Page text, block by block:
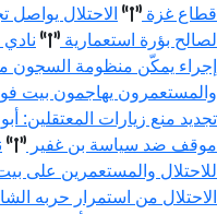
قطاع غزة
الاحتلال
لصالح بؤرة استعمارية
إجراء يمكّن منظومة السجون
والمستعمرون يهاجمون بيت
تجديد منع زيارات المعتقلين:
موقف ضد سياسة بن غفير
للاحتلال والمستعمرين على
الاحتلال من استمرار حربه